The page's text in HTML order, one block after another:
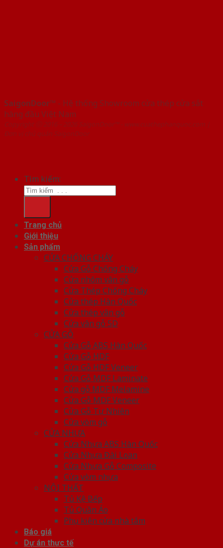
SaigonDoor™ - Hệ thống Showroom cửa thép cửa sắt
hàng đầu Việt Nam
Copyright ⓒ 2016 – 2026 SaigonDoor™ - www.cuathephanquoc.com |
Đơn vị chủ quản SaigonDoor
Tìm kiếm:
Trang chủ
Giới thiệu
Sản phẩm
CỬA CHỐNG CHÁY
Cửa Gỗ Chống Cháy
Cửa nhôm vân gỗ
Cửa Thép Chống Cháy
Cửa thép Hàn Quốc
Cửa thép vân gỗ
Cửa vân gỗ 5D
CỬA GỖ
Cửa Gỗ ABS Hàn Quốc
Cửa Gỗ HDF
Cửa Gỗ HDF Veneer
Cửa Gỗ MDF Laminate
Cửa gỗ MDF Melamine
Cửa Gỗ MDF Veneer
Cửa Gỗ Tự Nhiên
Cửa vòm gỗ
CỬA NHỰA
Cửa Nhựa ABS Hàn Quốc
Cửa Nhựa Đài Loan
Cửa Nhựa Gỗ Composite
Cửa vòm nhựa
NỘI THẤT
Tủ Kệ Bếp
Tủ Quần Áo
Phụ kiện cửa nhà tắm
Báo giá
Dự án thực tế